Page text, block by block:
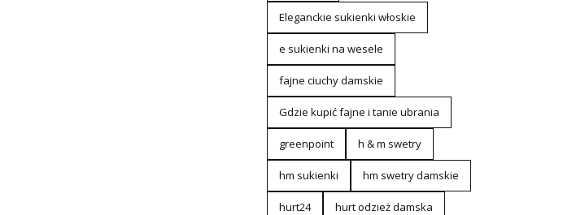
Eleganckie sukienki włoskie
e sukienki na wesele
fajne ciuchy damskie
Gdzie kupić fajne i tanie ubrania
greenpoint h & m swetry
hm sukienki hm swetry damskie
hurt24 hurt odzież damska